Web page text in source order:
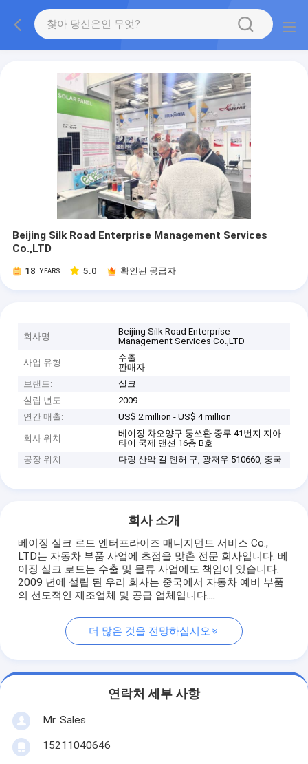
Beijing Silk Road Enterprise Management Services
Co.,LTD
18 YEARS 5.0 확인된 공급자
회사명
Beijing Silk Road Enterprise
Management Services Co.,LTD
사업 유형:
수출
판매자
브랜드:
실크
설립 년도:
2009
연간 매출:
US$ 2 million - US$ 4 million
회사 위치
베이징 차오양구 둥쓰환 중루 41번지 지아
타이 국제 맨션 16층 B호
공장 위치
다링 산악 길 톈허 구, 광저우 510660, 중국
회사 소개
베이징 실크 로드 엔터프라이즈 매니지먼트 서비스 Co.,
LTD는 자동차 부품 사업에 초점을 맞춘 전문 회사입니다. 베
이징 실크 로드는 수출 및 물류 사업에도 책임이 있습니다.
2009 년에 설립 된 우리 회사는 중국에서 자동차 예비 부품
의 선도적인 제조업체 및 공급 업체입니다....
더 많은 것을 전망하십시오
연락처 세부 사항
Mr. Sales
15211040646